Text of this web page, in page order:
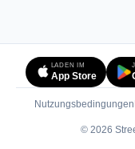
LADEN IM
App Store
Nutzungsbedingungen
© 2026